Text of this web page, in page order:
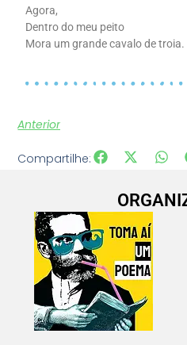
Agora,
Dentro do meu peito
Mora um grande cavalo de troia.
Anterior
Compartilhe: